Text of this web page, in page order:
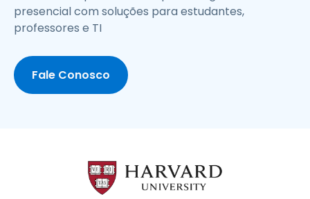
presencial com soluções para estudantes,
professores e TI
Fale Conosco